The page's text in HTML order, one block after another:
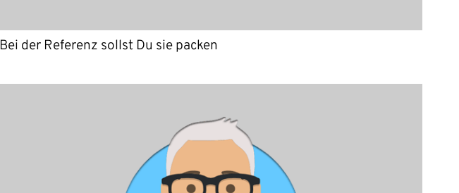
Bei der Referenz sollst Du sie packen